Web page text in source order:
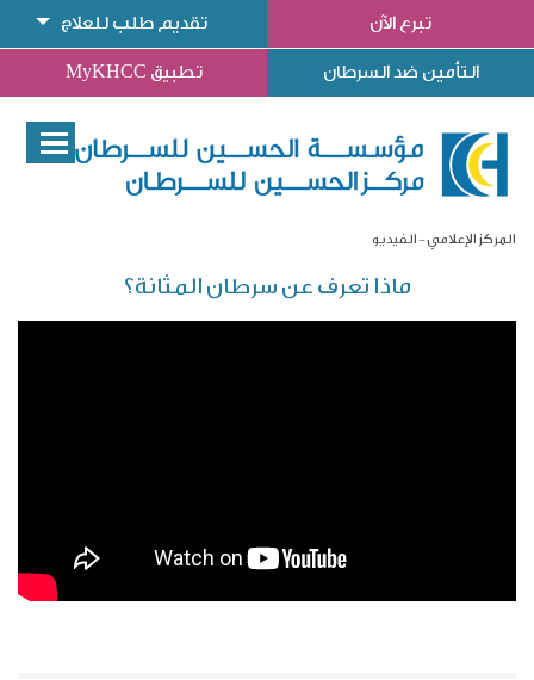
تبرع الآن تقديم طلب للعلاج
التأمين ضد السرطان تطبيق MyKHCC
المركز الإعلامي الفيديو
ماذا تعرف عن سرطان المثانة؟